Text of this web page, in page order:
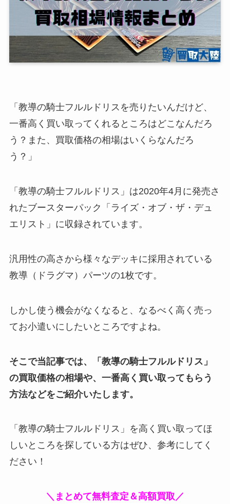
「教導の騎士フルルドリスを売りたいんだけど、
一番高く買い取ってくれるところはどこなんだろ
う？また、買取価格の相場はいくらなんだろ
う？」
「教導の騎士フルルドリス」は2020年4月に発売さ
れたブースターパック「ライズ・オブ・ザ・デュ
エリスト」に収録されています。
汎用性の高さから様々なデッキに採用されている
教導（ドラグマ）パーツの1枚です。
しかし使う機会がなくなると、なるべく高く売っ
てお小遣いにしたいところですよね。
そこで当記事では、「教導の騎士フルルドリス」
の買取価格の相場や、一番高く買い取ってもらう
方法などをご紹介いたします。
「教導の騎士フルルドリス」を高く買い取ってほ
しいところを探している方はぜひ、参考にしてく
ださい！
＼まとめて無料査定＆高額買取／